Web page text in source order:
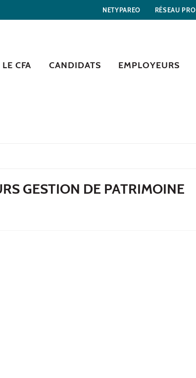
NETYPAREO RÉSEAU PRO
LE CFA CANDIDATS EMPLOYEURS
GESTION DE PATRIMOINE